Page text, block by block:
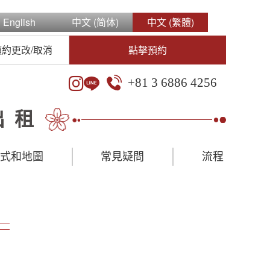
English 中文 (简体)
中文 (繁體)
更改/取消
點擊預約
+81 3 6886 4256
租
和地圖 常見疑問 流程